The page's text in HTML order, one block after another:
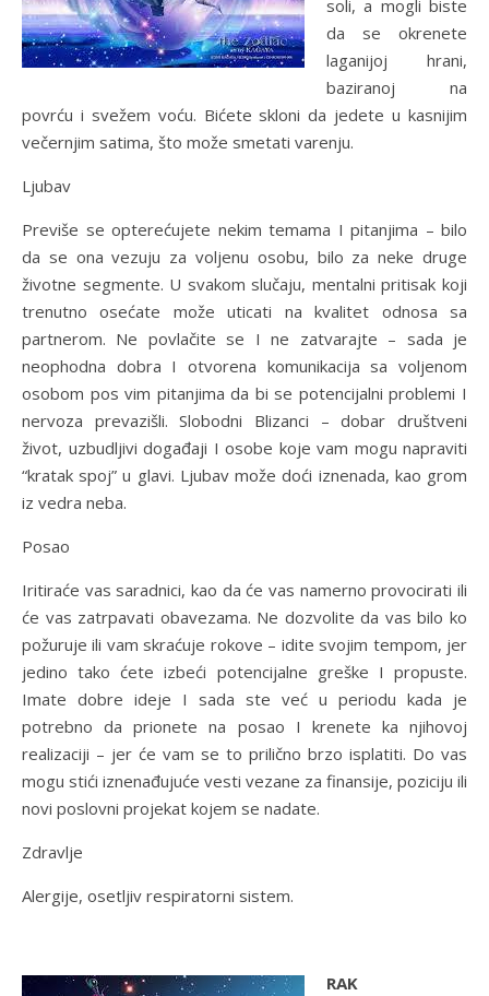
soli, a mogli biste
da se okrenete
laganijoj hrani,
baziranoj na
povrću i svežem voću. Bićete skloni da jedete u kasnijim
večernjim satima, što može smetati varenju.
Ljubav
Previše se opterećujete nekim temama I pitanjima – bilo
da se ona vezuju za voljenu osobu, bilo za neke druge
životne segmente. U svakom slučaju, mentalni pritisak koji
trenutno osećate može uticati na kvalitet odnosa sa
partnerom. Ne povlačite se I ne zatvarajte – sada je
neophodna dobra I otvorena komunikacija sa voljenom
osobom pos vim pitanjima da bi se potencijalni problemi I
nervoza prevazišli. Slobodni Blizanci – dobar društveni
život, uzbudljivi događaji I osobe koje vam mogu napraviti
“kratak spoj” u glavi. Ljubav može doći iznenada, kao grom
iz vedra neba.
Posao
Iritiraće vas saradnici, kao da će vas namerno provocirati ili
će vas zatrpavati obavezama. Ne dozvolite da vas bilo ko
požuruje ili vam skraćuje rokove – idite svojim tempom, jer
jedino tako ćete izbeći potencijalne greške I propuste.
Imate dobre ideje I sada ste već u periodu kada je
potrebno da prionete na posao I krenete ka njihovoj
realizaciji – jer će vam se to prilično brzo isplatiti. Do vas
mogu stići iznenađujuće vesti vezane za finansije, poziciju ili
novi poslovni projekat kojem se nadate.
Zdravlje
Alergije, osetljiv respiratorni sistem.
RAK